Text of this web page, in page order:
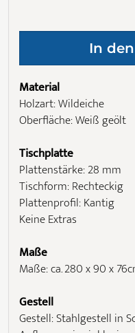
Material
Holzart: Wildeiche
Oberfläche: Weiß geölt
Tischplatte
Plattenstärke: 28 mm
Tischform: Rechteckig
Plattenprofil: Kantig
Keine Extras
Maße
Maße: ca. 280 x 90 x
Gestell
Gestell: Stahlgestell in